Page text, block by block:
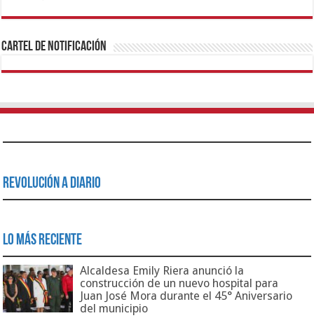
1xbetBetturkeyBetistKralbetSupertotobetTipobetMatadorbetMariobet
https://mvbcasino.com/
Cartel de Notificación
Revolución a Diario
Lo Más Reciente
Alcaldesa Emily Riera anunció la
construcción de un nuevo hospital para
Juan José Mora durante el 45° Aniversario
del municipio